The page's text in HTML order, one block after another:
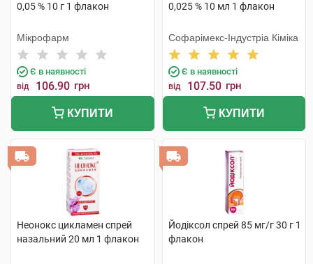
0,05 % 10 г 1 флакон
Мікрофарм
Є в наявності
від 106.90 грн
КУПИТИ
0,025 % 10 мл 1 флакон
Софарімекс-Індустріа Кіміка
Є в наявності
від 107.50 грн
КУПИТИ
Неонокс цикламен спрей
назальний 20 мл 1 флакон
Йодіксол спрей 85 мг/г 30 г 1
флакон